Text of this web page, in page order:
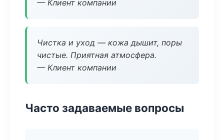
— Клиент компании
Чистка и уход — кожа дышит, поры
чистые. Приятная атмосфера.
— Клиент компании
Часто задаваемые вопросы